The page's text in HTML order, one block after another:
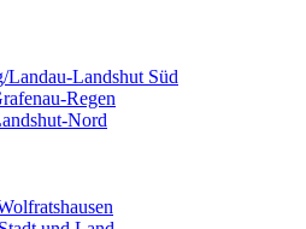
Landshut Süd
Regen
Nord